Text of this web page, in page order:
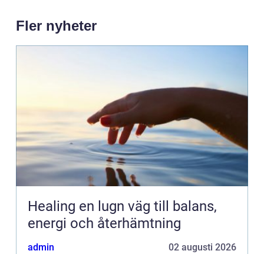
Fler nyheter
Healing en lugn väg till balans,
energi och återhämtning
admin 02 augusti 2026